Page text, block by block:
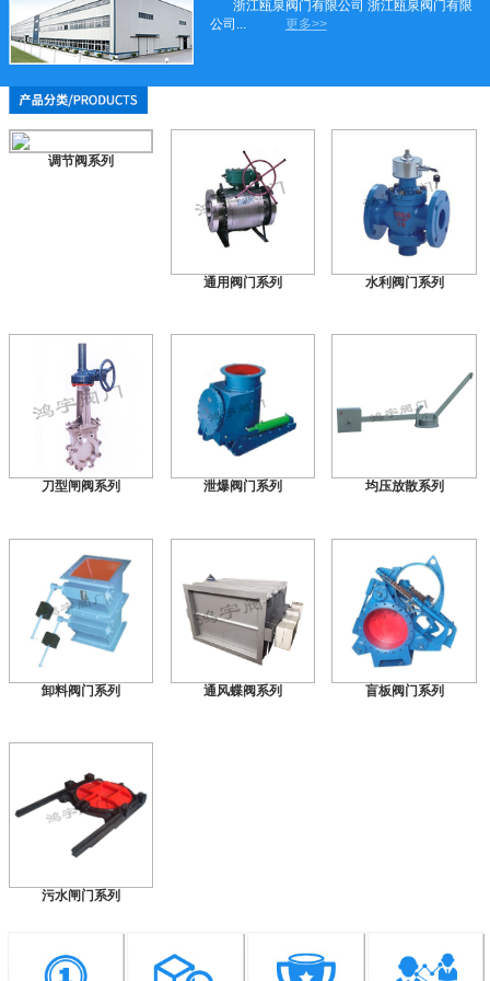
浙江瓯泉阀门有限公司 浙江瓯泉阀门有限
公司...
更多>>
调节阀系列
通用阀门系列 水利阀门系列
刀型闸阀系列 泄爆阀门系列 均压放散系列
卸料阀门系列 通风蝶阀系列 盲板阀门系列
污水闸门系列